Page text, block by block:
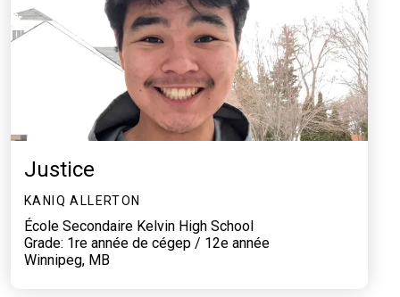
Justice
KANIQ ALLERTON
École Secondaire Kelvin High School
Grade: 1re année de cégep / 12e année
Winnipeg, MB